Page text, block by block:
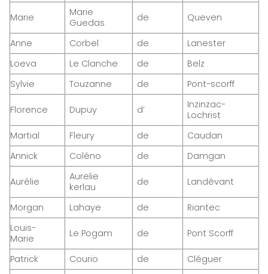
Marie
Marie
Guedas
de Queven
Anne Corbel de
Lanester
Loeva
Le Clanche de
Belz
Sylvie
Touzanne de Pont-scorff
Florence Dupuy d’
Inzinzac-
Lochrist
Martial
Fleury de
Caudan
Annick
Coléno de Damgan
Aurélie
Aurelie
kerlau
de Landévant
Morgan Lahaye de
Riantec
Louis-
Marie
Le Pogam de Pont Scorff
Patrick Courio de
Cléguer